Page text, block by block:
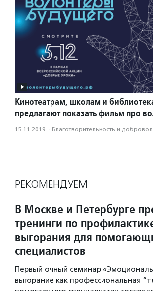
Кинотеатрам, школам и
предлагают показать фильм про
15.11.2019 · Благотвори­тель­ность и
РЕКОМЕНДУЕМ
В Москве и Петербурге
тренинги по
выгорания для
специалистов
Первый очный семинар
выгорание как профессиональная